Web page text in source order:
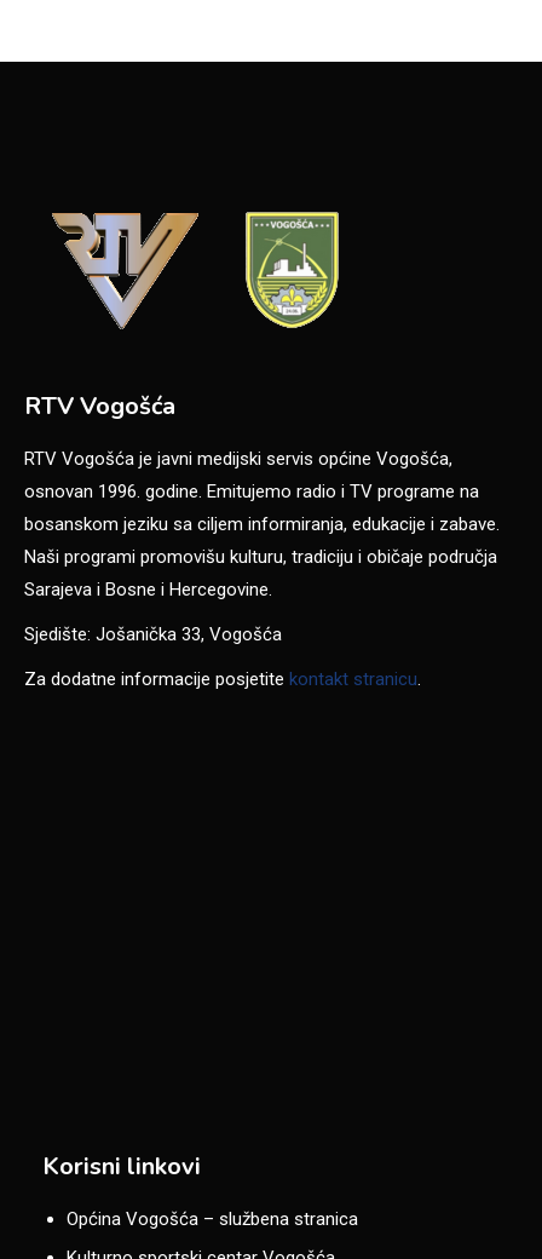
RTV Vogošća
RTV Vogošća je javni medijski servis općine Vogošća,
osnovan 1996. godine. Emitujemo radio i TV programe na
bosanskom jeziku sa ciljem informiranja, edukacije i zabave.
Naši programi promovišu kulturu, tradiciju i običaje područja
Sarajeva i Bosne i Hercegovine.
Sjedište: Jošanička 33, Vogošća
Za dodatne informacije posjetite kontakt stranicu.
Korisni linkovi
Općina Vogošća – službena stranica